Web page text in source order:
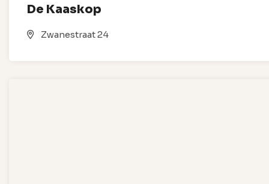
De Kaaskop
Zwanestraat 24